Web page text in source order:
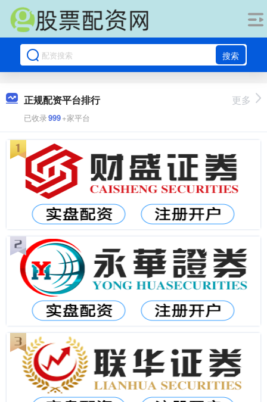
搜索
正规配资平台排行
已收录999+家平台
更多